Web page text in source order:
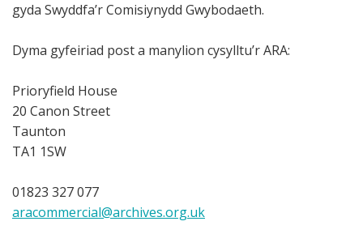
gyda Swyddfa’r Comisiynydd Gwybodaeth.
Dyma gyfeiriad post a manylion cysylltu’r ARA:
Prioryfield House
20 Canon Street
Taunton
TA1 1SW
01823 327 077
aracommercial@archives.org.uk